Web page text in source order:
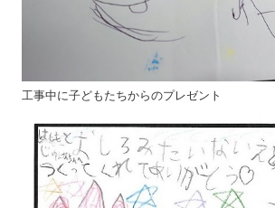
工事中に子どもたちからのプレゼント